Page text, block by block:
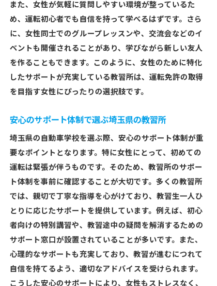
フレンドリーな指導員と安心の学習環境を提供
する埼玉県の自動車学校
フレンドリーな指導員が多い理由
安心して学べる教習所の環境作り
個別指導が充実した自動車学校
女性に人気の指導員の特徴
親身なサポートで安心の学習環境
埼玉県で女性が安心して通える自動車学校の特
長
女性専用施設がある教習所の利点
安全対策が万全な教習所を選ぶ
女性インストラクターによるサポート
通学時間を考慮した教習所の選択
女性に配慮した設備が整う教習所
心配事を相談できる体制の教習所
埼玉県の自動車学校で女性が学ぶ安心と快適さ
また、女性が気軽に質問しやすい環境が整っているた
め、運転初心者でも自信を持って学べるはずです。さら
に、女性同士でのグループレッスンや、交流会などのイ
ベントも開催されることがあり、学びながら新しい友人
を作ることもできます。このように、女性のために特化
したサポートが充実している教習所は、運転免許の取得
を目指す女性にぴったりの選択肢です。
安心のサポート体制で選ぶ埼玉県の教習所
埼玉県の自動車学校を選ぶ際、安心のサポート体制が重
要なポイントとなります。特に女性にとって、初めての
運転は緊張が伴うものです。そのため、教習所のサポー
ト体制を事前に確認することが大切です。多くの教習所
では、親切で丁寧な指導を心がけており、教習生一人ひ
とりに応じたサポートを提供しています。例えば、初心
者向けの特別講習や、教習途中の疑問を解消するための
サポート窓口が設置されていることが多いです。また、
心理的なサポートも充実しており、教習が進むにつれて
自信を持てるよう、適切なアドバイスを受けられます。
こうした安心のサポートにより、女性もストレスなく、